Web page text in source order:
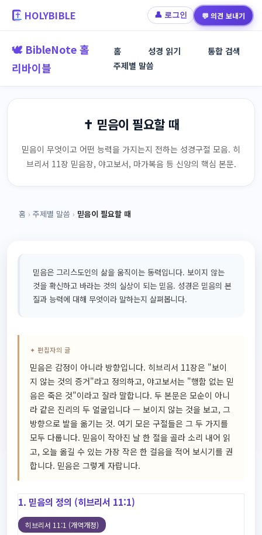
HOLYBIBLE 👤 로그인 💬 의견 보내기
🕊️ BibleNote 홀
리바이블
홈 성경 읽기
통합 검색
주제별 말씀
✝️ 믿음이 필요할 때
믿음이 무엇이고 어떤 능력을 가지는지 전하는 성경구절 모음. 히
브리서 11장 믿음장, 야고보서, 마가복음 등 신앙의 핵심 본문.
홈 › 주제별 말씀 › 믿음이 필요할 때
믿음은 그리스도인의 삶을 움직이는 동력입니다. 보이지 않는
것을 확신하고 바라는 것의 실상이 되는 믿음. 성경은 믿음의 본
질과 능력에 대해 무엇이라 말하는지 살펴봅니다.
✦ 편집자의 글
믿음은 감정이 아니라 방향입니다. 히브리서 11장은 "보이
지 않는 것의 증거"라고 정의하고, 야고보서는 "행함 없는 믿
음은 죽은 것"이라고 잘라 말합니다. 두 본문은 모순이 아니
라 같은 진리의 두 얼굴입니다 — 보이지 않는 것을 보고, 그
방향으로 발을 옮기는 것. 여기 모은 구절들은 그 두 가지를
모두 다룹니다. 믿음이 작아진 날 한 절을 골라 소리 내어 읽
고, 오늘 옮길 수 있는 가장 작은 한 걸음을 적어 보시기를 권
합니다. 믿음은 그렇게 자랍니다.
1. 믿음의 정의 (히브리서 11:1)
히브리서 11:1 (개역개정)